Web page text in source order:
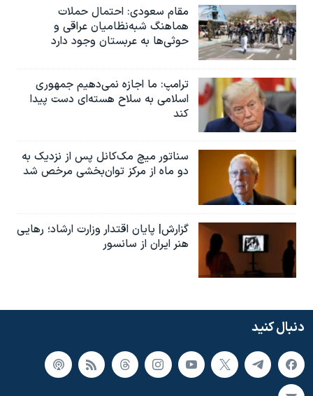
مقام سعودی: احتمال حملات
هماهنگ شبه‌نظامیان عراقی و
حوثی‌ها به عربستان وجود دارد
ترامپ: ما اجازه نمی‌دهیم جمهوری
اسلامی به سلاح هسته‌ای دست پیدا
کند
سناتور میچ مک‌کانل پس از نزدیک به
دو ماه از مرکز توان‌بخشی مرخص شد
گزارش| پایان اقتدار وزارت ارشاد؛ رهایی
هنر ایران از سانسور
دنبال کنید